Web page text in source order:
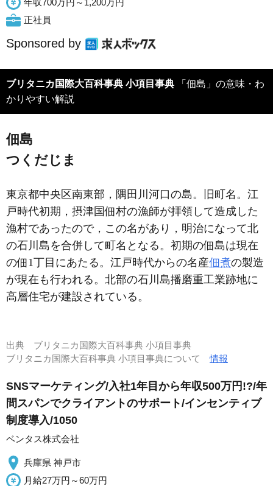
年収700万円～1,200万円
正社員
Sponsored by
ブリタニカ国際大百科事典 小項目事典
かりやすい解説
佃島
つくだじま
東京都中央区南東部，隅田川河口の島。旧町名。江
戸時代初期，摂津国佃村の漁師が拝領して造成した
漁村であったので，この名があり，明治になって北
の石川島を合併して町名となる。初期の佃島は現在
の佃1丁目にあたる。江戸時代からの名産佃煮の製造
が現在も行われる。北部の石川島播磨重工業跡地に
高層住宅が建設されている。
出典 ブリタニカ国際大百科事典 小項目事典
ブリタニカ国際大百科事典 小項目事典について情報
SNSマーケティング/入社1年目から年収500万円!?/年
間スパンでクライアントのサポート/インセンティブ
制度導入/1050
ベンタス株式会社
兵庫県 神戸市
月給27万円～60万円